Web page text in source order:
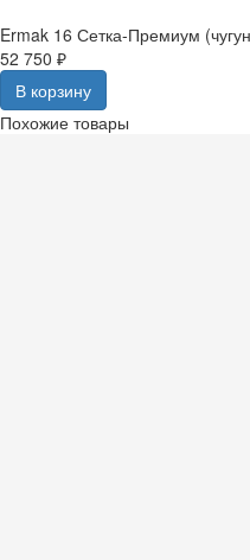
Ermak 16 Сетка-Премиум
52 750 ₽
В корзину
Похожие товары